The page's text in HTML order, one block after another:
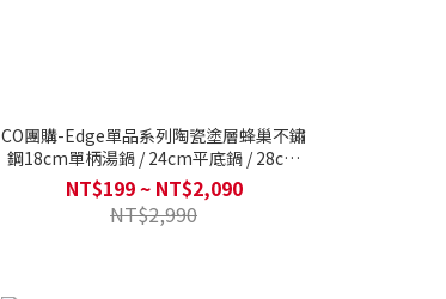
CO團購-Edge單品系列陶瓷塗層蜂巢不鏽
鋼18cm單柄湯鍋 / 24cm平底鍋 / 28cm
平底鍋 / 28cm炒鍋 (不挑爐具，瓦斯爐電
磁爐可用)
NT$199 ~ NT$2,090
NT$2,990